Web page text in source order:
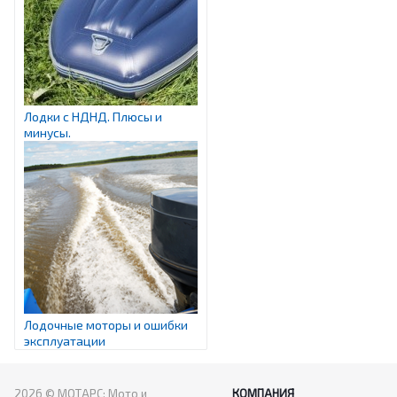
Лодки с НДНД. Плюсы и
минусы.
Лодочные моторы и ошибки
эксплуатации
2026 © МОТАРС: Мото и КОМПАНИЯ